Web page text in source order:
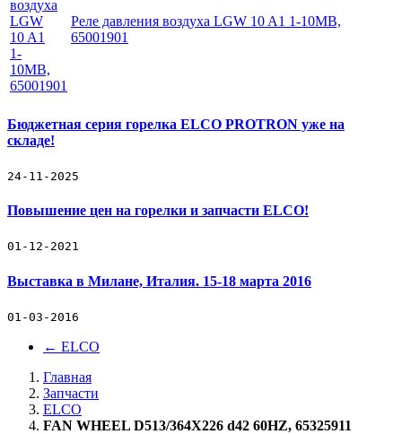
Реле давления воздуха LGW 10 A1 1-10MB,
65001901
Бюджетная серия горелка ELCO PROTRON уже на
складе!
24-11-2025
Повышение цен на горелки и запчасти ELCO!
01-12-2021
Выставка в Милане, Италия. 15-18 марта 2016
01-03-2016
← ELCO
Главная
Запчасти
ELCO
FAN WHEEL D513/364X226 d42 60HZ, 65325911